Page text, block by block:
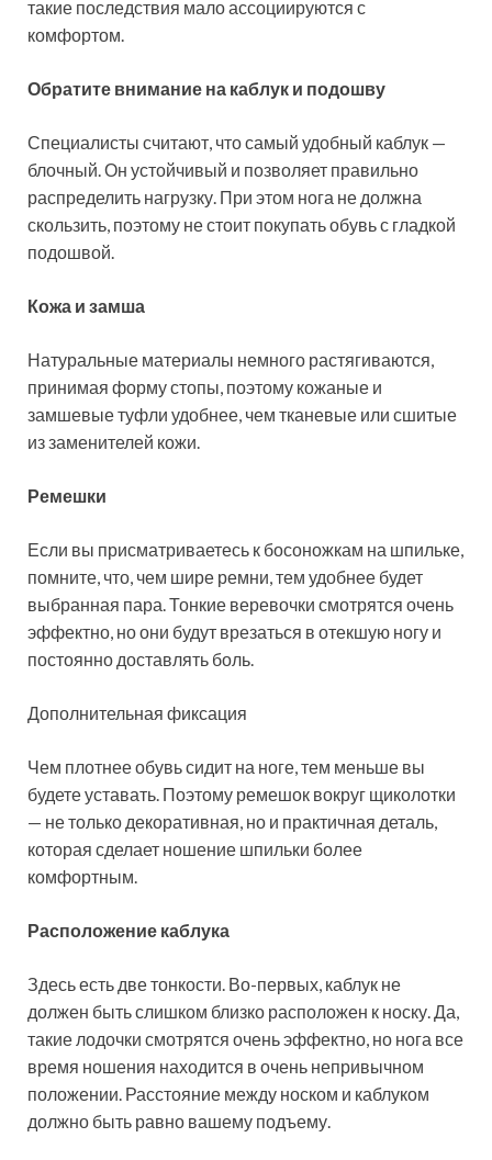
такие последствия мало ассоциируются с
комфортом.
Обратите внимание на каблук и подошву
Специалисты считают, что самый удобный каблук —
блочный. Он устойчивый и позволяет правильно
распределить нагрузку. При этом нога не должна
скользить, поэтому не стоит покупать обувь с гладкой
подошвой.
Кожа и замша
Натуральные материалы немного растягиваются,
принимая форму стопы, поэтому кожаные и
замшевые туфли удобнее, чем тканевые или сшитые
из заменителей кожи.
Ремешки
Если вы присматриваетесь к босоножкам на шпильке,
помните, что, чем шире ремни, тем удобнее будет
выбранная пара. Тонкие веревочки смотрятся очень
эффектно, но они будут врезаться в отекшую ногу и
постоянно доставлять боль.
Дополнительная фиксация
Чем плотнее обувь сидит на ноге, тем меньше вы
будете уставать. Поэтому ремешок вокруг щиколотки
— не только декоративная, но и практичная деталь,
которая сделает ношение шпильки более
комфортным.
Расположение каблука
Здесь есть две тонкости. Во-первых, каблук не
должен быть слишком близко расположен к носку. Да,
такие лодочки смотрятся очень эффектно, но нога все
время ношения находится в очень непривычном
положении. Расстояние между носком и каблуком
должно быть равно вашему подъему.